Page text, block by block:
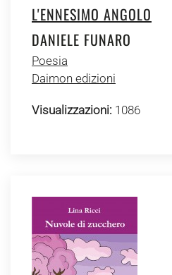
L'ENNESIMO ANGOLO
DANIELE FUNARO
Poesia
Daimon edizioni
Visualizzazioni: 1086